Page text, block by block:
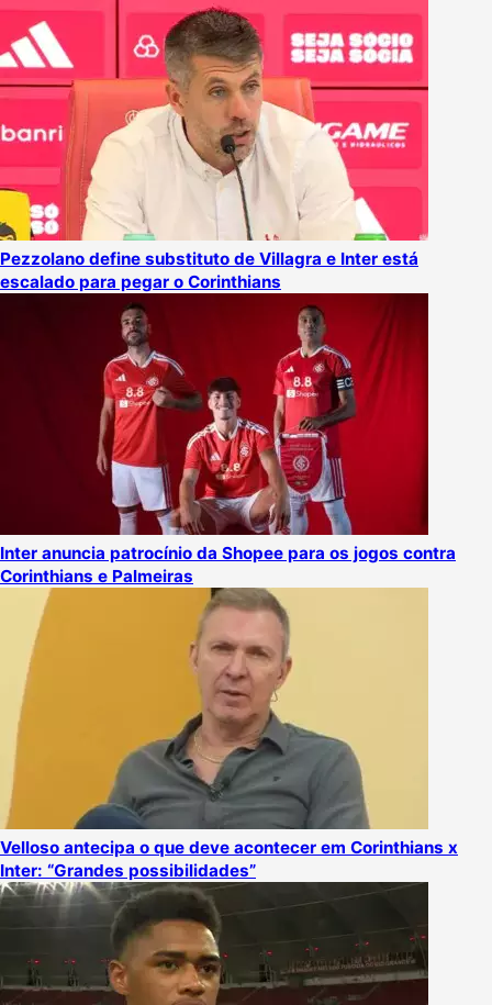
Pezzolano define substituto de Villagra e Inter está
escalado para pegar o Corinthians
Inter anuncia patrocínio da Shopee para os jogos contra
Corinthians e Palmeiras
Velloso antecipa o que deve acontecer em Corinthians x
Inter: “Grandes possibilidades”